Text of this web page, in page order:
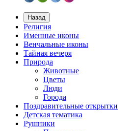
Назад
Религия
Именные иконы
Венчальные иконы
Тайная вечеря
Природа
Животные
Цветы
Люди
Города
Поздравительные открытки
Детская тематика
Рушники